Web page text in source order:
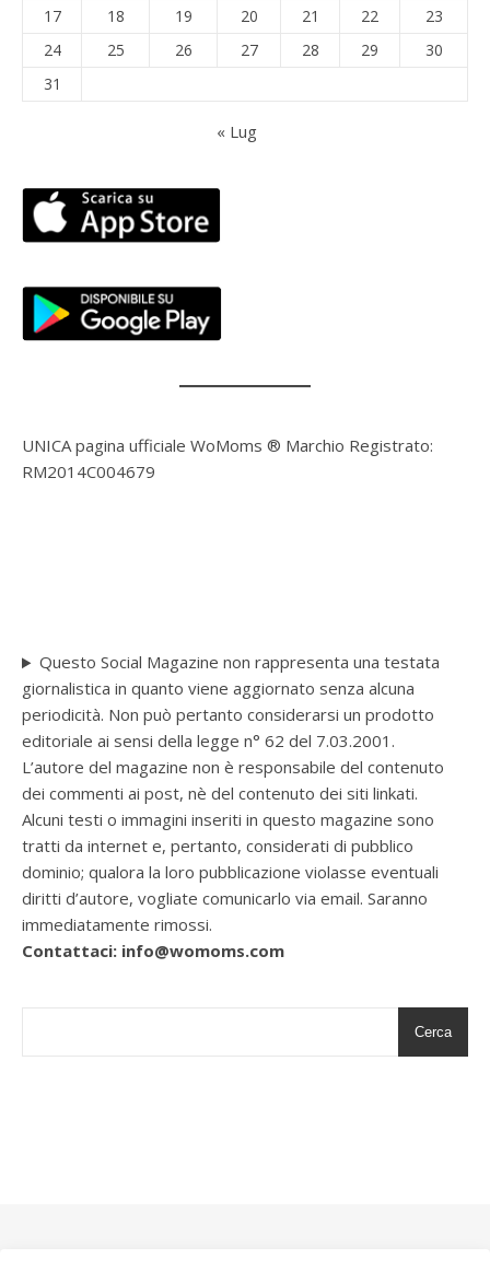
17
18 19 20 21 22
23
24
25 26 27 28 29
30
31
« Lug
UNICA pagina ufficiale WoMoms ® Marchio Registrato:
RM2014C004679
Questo Social Magazine non rappresenta una testata
giornalistica in quanto viene aggiornato senza alcuna
periodicità. Non può pertanto considerarsi un prodotto
editoriale ai sensi della legge n° 62 del 7.03.2001.
L’autore del magazine non è responsabile del contenuto
dei commenti ai post, nè del contenuto dei siti linkati.
Alcuni testi o immagini inseriti in questo magazine sono
tratti da internet e, pertanto, considerati di pubblico
dominio; qualora la loro pubblicazione violasse eventuali
diritti d’autore, vogliate comunicarlo via email. Saranno
immediatamente rimossi.
Contattaci: info@womoms.com
Cerca